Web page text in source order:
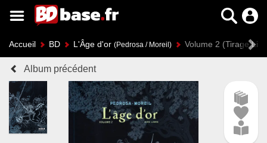
Accueil BD L'Âge d'or (Pedrosa / Moreil) Volume 2 (Tirage
Album précédent